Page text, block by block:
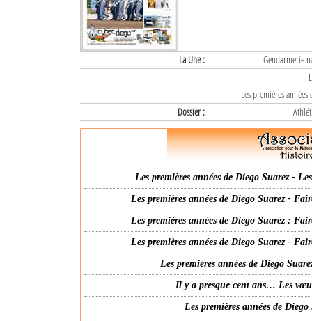
La Une :
Gendarmerie
Les premières
Dossier :
Les premières années de Diego Suarez -
Les premières années de Diego Suarez -
Les premières années de Diego Suarez :
Les premières années de Diego Suarez -
Les premières années de Diego
Il y a presque cent ans… Les
Les premières années de